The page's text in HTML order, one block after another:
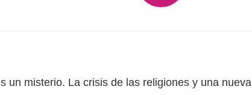
un misterio. La crisis de las religiones y una nueva